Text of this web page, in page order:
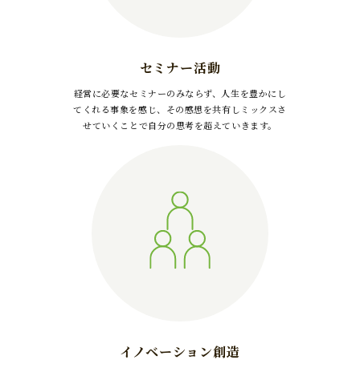
セミナー活動
経営に必要なセミナーのみならず、人生を豊かにし
てくれる事象を感じ、その感想を共有しミックスさ
せていくことで自分の思考を超えていきます。
イノベーション創造